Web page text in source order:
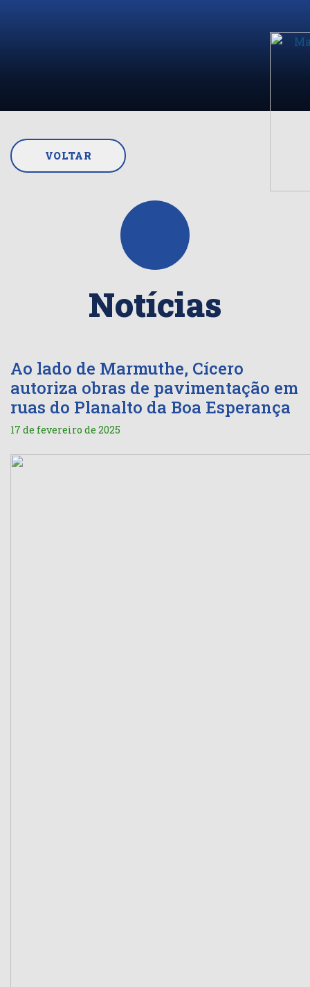
VOLTAR
Notícias
Ao lado de Marmuthe, Cícero
autoriza obras de pavimentação em
ruas do Planalto da Boa Esperança
17 de fevereiro de 2025